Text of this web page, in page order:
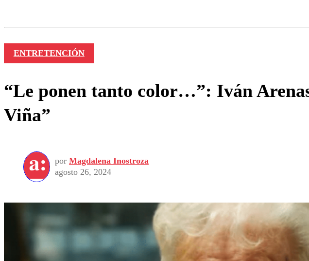
ENTRETENCIÓN
“Le ponen tanto color…”: Iván
Viña”
por Magdalena Inostroza
agosto 26, 2024